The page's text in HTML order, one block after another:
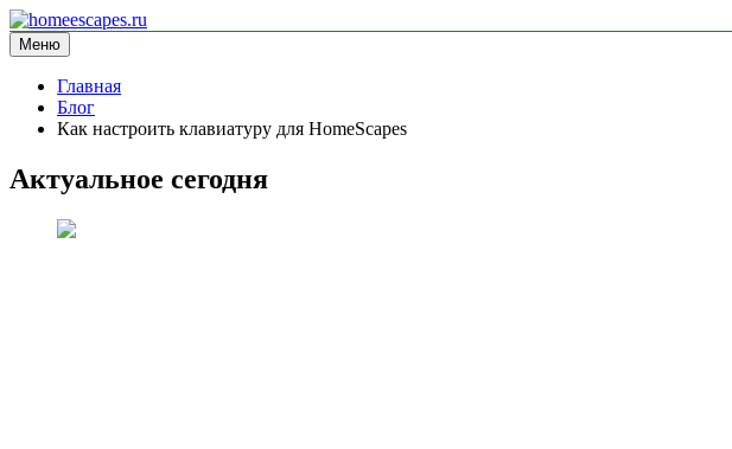
Перейти
к
содержимому
homeescapes.ru
информационный сайт
Меню
Главная
Блог
Как настроить клавиатуру для HomeScapes
Актуальное сегодня